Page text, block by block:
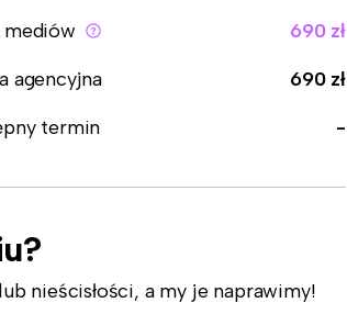
mediów
690 zł
agencyjna
690 zł
termin -
nieścisłości, a my je naprawimy!